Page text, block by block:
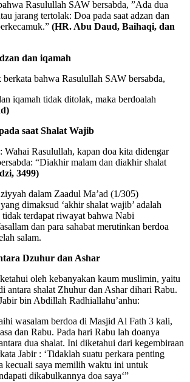
Rasulullah SAW bersabda, ”Ada dua
jarang tertolak: Doa pada saat adzan dan
(HR. Abu Daud, Baihaqi, dan
dan iqamah
bahwa Rasulullah SAW bersabda,
iqamah tidak ditolak, maka berdoalah
saat Shalat Wajib
Wahai Rasulullah, kapan doa kita didengar
“Diakhir malam dan diakhir shalat
3499)
dalam Zaadul Ma’ad (1/305)
dimaksud ‘akhir shalat wajib’ adalah
tidak terdapat riwayat bahwa Nabi
dan para sahabat merutinkan berdoa
salam.
Dzuhur dan Ashar
oleh kebanyakan kaum muslimin, yaitu
antara shalat Zhuhur dan Ashar dihari Rabu.
bin Abdillah Radhiallahu’anhu:
wasalam berdoa di Masjid Al Fath 3 kali,
dan Rabu. Pada hari Rabu lah doanya
dua shalat. Ini diketahui dari kegembiraan
Jabir : ‘Tidaklah suatu perkara penting
kecuali saya memilih waktu ini untuk
dikabulkannya doa saya‘”